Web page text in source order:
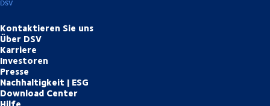
DSV
Kontaktieren Sie uns
Über DSV
Karriere
Investoren
Presse
Nachhaltigkeit | ESG
Download Center